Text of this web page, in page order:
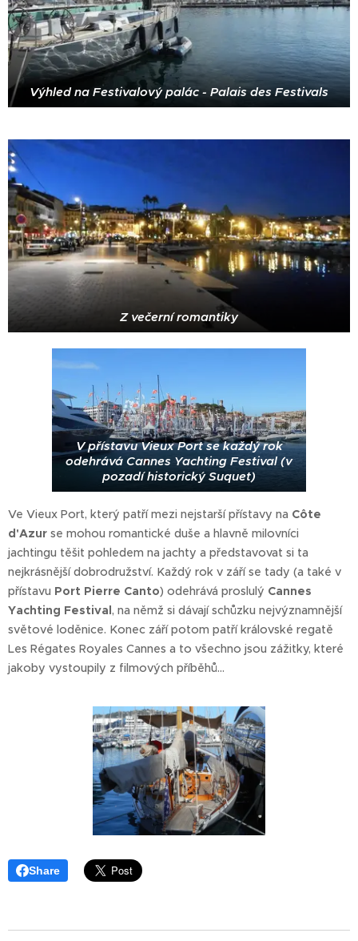
Výhled na Festivalový palác - Palais des Festivals
Z večerní romantiky
V přístavu Vieux Port se každý rok
odehrává Cannes Yachting Festival (v
pozadí historický Suquet)
Ve Vieux Port, který patří mezi nejstarší přístavy na Côte
d'Azur se mohou romantické duše a hlavně milovníci
jachtingu těšit pohledem na jachty a představovat si ta
nejkrásnější dobrodružství. Každý rok v září se tady (a také v
přístavu Port Pierre Canto) odehrává proslulý Cannes
Yachting Festival, na němž si dávají schůzku nejvýznamnější
světové loděnice. Konec září potom patří královské regatě
Les Régates Royales Cannes a to všechno jsou zážitky, které
jakoby vystoupily z filmových příběhů...
Share